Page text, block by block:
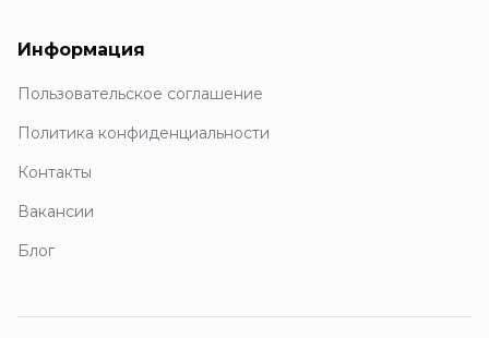
Информация
Пользовательское соглашение
Политика конфиденциальности
Контакты
Вакансии
Блог